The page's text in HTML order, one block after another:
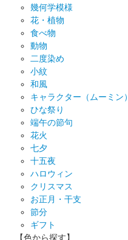
幾何学模様
花・植物
食べ物
動物
二度染め
小紋
和風
キャラクター（ムーミン）
ひな祭り
端午の節句
花火
七夕
十五夜
ハロウィン
クリスマス
お正月・干支
節分
ギフト
【色から探す】